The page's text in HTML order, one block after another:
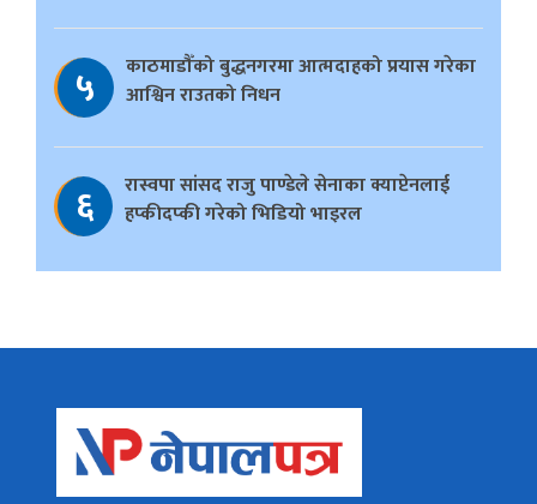
५
काठमाडौँको बुद्धनगरमा आत्मदाहको प्रयास गरेका
आश्विन राउतको निधन
६
रास्वपा सांसद राजु पाण्डेले सेनाका क्याप्टेनलाई
हप्कीदप्की गरेको भिडियो भाइरल